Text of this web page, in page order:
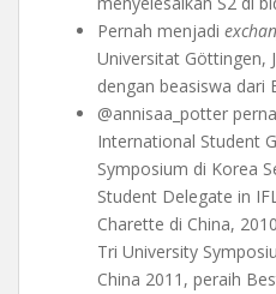
Pernah menjadi
Universitat Göttingen,
dengan beasiswa dari
@annisaa_potter
International Student
Symposium di Korea
Student Delegate in
Charette di China,
Tri University
China 2011, peraih